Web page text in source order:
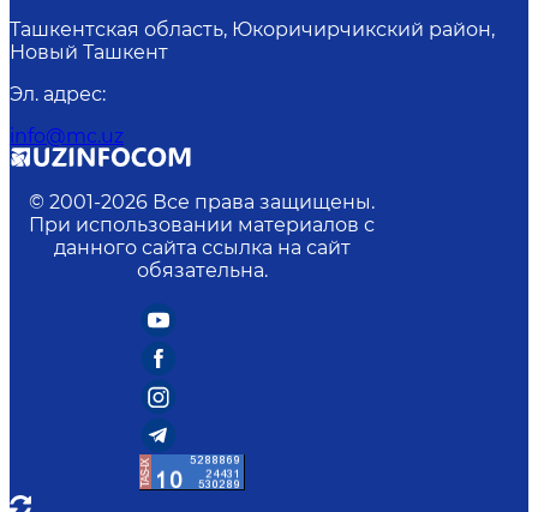
Ташкентская область, Юкоричирчикский район,
Новый Ташкент
Эл. адрес:
info@mc.uz
© 2001-2026 Все права защищены.
При использовании материалов с
данного сайта ссылка на сайт
обязательна.